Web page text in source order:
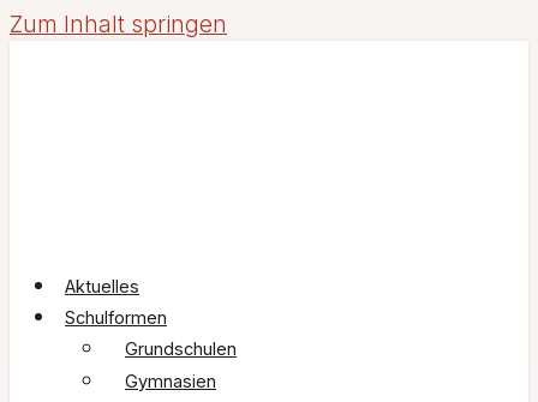
Zum Inhalt springen
Aktuelles
Schulformen
Grundschulen
Gymnasien